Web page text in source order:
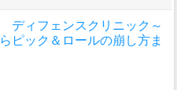
ディフェンスクリニック～
ピック＆ロールの崩し方ま